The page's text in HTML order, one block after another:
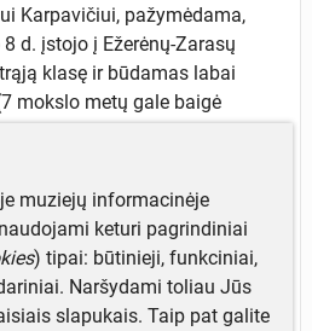
Karpavičiui, pažymėdama,
d. įstojo į Ežerėnų-Zarasų
klasę ir būdamas labai
mokslo metų gale baigė
4 puslapių,
atspaustas Vytis ir
Švietimo ministerija“.
pažymiai.
P. Karpavičiaus
Zarasų progimnazijos
direktoriaus ,
muziejų informacinėje
keturi pagrindiniai
) tipai: būtinieji, funkciniai,
Naršydami toliau Jūs
slapukais. Taip pat galite